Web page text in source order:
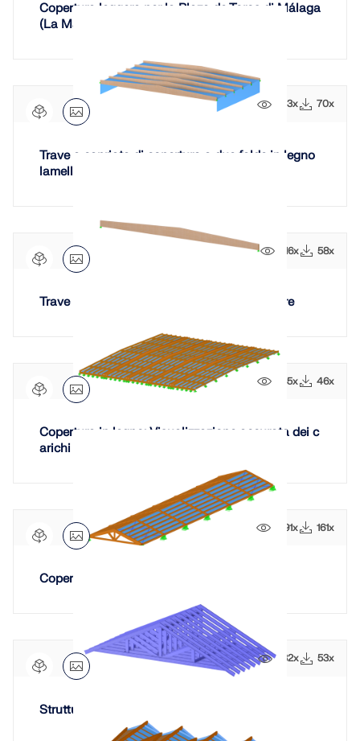
SCOPRI DI PIÙ
Geo-Zone Tool
per la rapida determinazione dei carichi da neve,
delle velocità del vento e dei dati sismici.
VERIFICA DELLE ZONE DI CARICO
Prodotti obsoleti
Copertura leggera per la Plaza de Toros di Málaga
(La Malagueta)
673x 70x
Trave a capriata di copertura a due falde in legno
lamellare
516x 58x
Trave reticolare a due falde in legno lamellare
385x 46x
Copertura in legno: Visualizzazione accurata dei c
arichi generati
1391x 161x
Copertura a travatura reticolare
932x 53x
Struttura del tetto con telaio in acciaio